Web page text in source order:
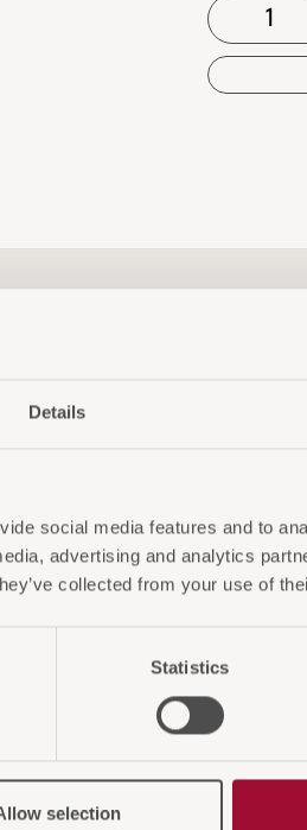
Details
social media features and to
advertising and analytics
collected from your use of
Statistics
selection